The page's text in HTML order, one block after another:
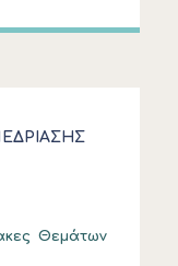
Θεμάτων